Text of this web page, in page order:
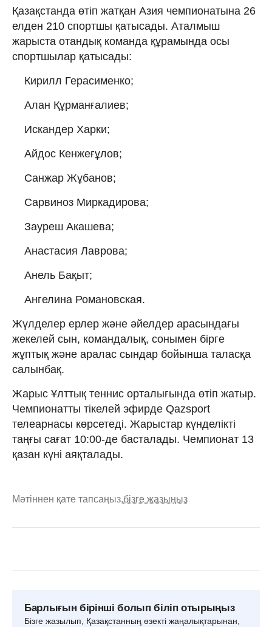
Қазақстанда өтіп жатқан Азия чемпионатына 26
елден 210 спортшы қатысады. Аталмыш
жарыста отандық команда құрамында осы
спортшылар қатысады:
Кирилл Герасименко;
Алан Құрманғалиев;
Искандер Харки;
Айдос Кенжеғұлов;
Санжар Жұбанов;
Сарвиноз Миркадирова;
Зауреш Акашева;
Анастасия Лаврова;
Анель Бақыт;
Ангелина Романовская.
Жүлделер ерлер және әйелдер арасындағы
жекелей сын, командалық, сонымен бірге
жұптық және аралас сындар бойынша таласқа
салынбақ.
Жарыс Ұлттық теннис орталығында өтіп жатыр.
Чемпионатты тікелей эфирде Qazsport
телеарнасы көрсетеді. Жарыстар күнделікті
таңғы сағат 10:00-де басталады. Чемпионат 13
қазан күні аяқталады.
Мәтіннен қате тапсаңыз,бізге жазыңыз
Барлығын бірінші болып біліп отырыңыз
Бізге жазылып, Қазақстанның өзекті жаңалықтарынан,